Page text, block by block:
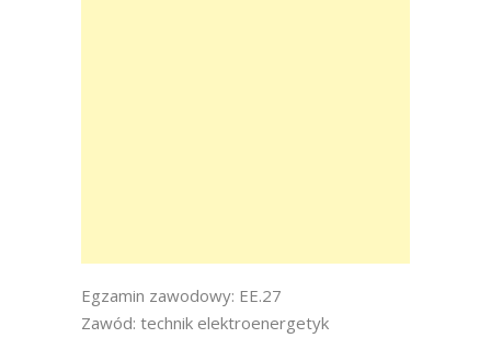
Egzamin zawodowy: EE.27
Zawód: technik elektroenergetyk